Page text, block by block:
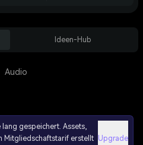
Ideen-Hub
Audio
lang gespeichert. Assets,
Mitgliedschaftstarif erstellt Upgrade